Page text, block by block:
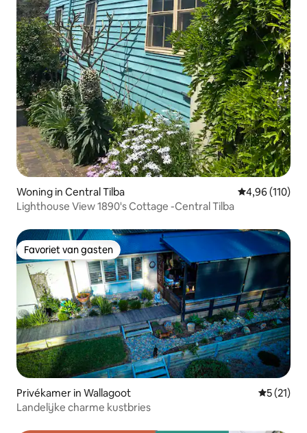
Woning in Central Tilba Gemiddelde
4,96 (110)
Lighthouse View 1890's Cottage -Central Tilba
Favoriet van gasten
Favoriet van gasten
Privékamer in Wallagoot
5 (21)
Landelijke charme kustbries